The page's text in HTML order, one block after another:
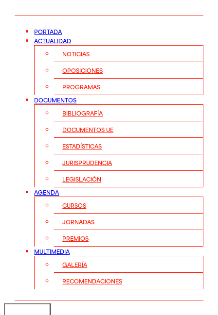
PORTADA
ACTUALIDAD
NOTICIAS
OPOSICIONES
PROGRAMAS
DOCUMENTOS
BIBLIOGRAFÍA
DOCUMENTOS UE
ESTADÍSTICAS
JURISPRUDENCIA
LEGISLACIÓN
AGENDA
CURSOS
JORNADAS
PREMIOS
MULTIMEDIA
GALERÍA
RECOMENDACIONES